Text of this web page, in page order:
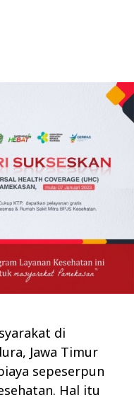
di
Jawa Timur
sepeserpun
Hal itu